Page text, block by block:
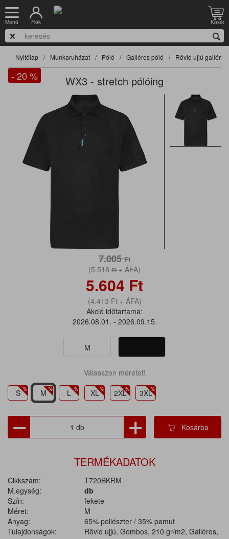
Menü Fiók Kosár
Nyitólap Munkaruházat Póló Galléros póló Rövid ujjú
WX3 - stretch pólóing
- 20 %
7.005Ft
(5.516Ft+ ÁFA)
5.604 Ft
(4.413 Ft+ ÁFA)
Akció időtartama:
2026.08.01. - 2026.09.15.
M
Válasszon méretet!
S
M L XL 2XL 3XL
Kosárba
TERMÉKADATOK
Cikkszám:
T720BKRM
M.egység:
db
Szín:
fekete
Méret:
M
Anyag:
65% poliészter / 35% pamut
Tulajdonságok:
Rövid ujjú, Gombos, 210 gr/m2, Galléros,